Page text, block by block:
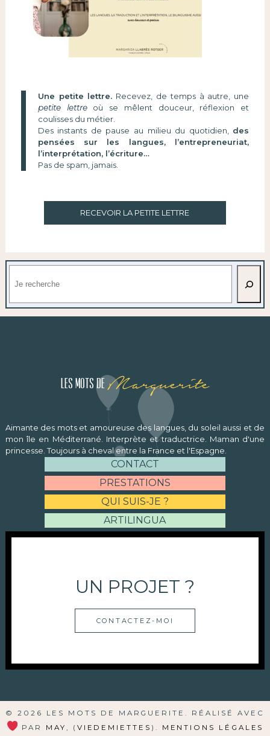
Une petite lettre. Recevez, de temps à autre, une
petite lettreoù se mêlent douceur, réflexion et
coulisses du métier.
Des instants de pause au milieu du quotidien, des
pensées sur les langues, l’entrepreneuriat,
l’interprétation, l’écriture…
Pas de spam, jamais.
RECEVOIR LA PETITE LETTRE
Les mots de Marguerite
Aimante des mots et amoureuse des langues, du soleil aussi et de
mon île en Méditerrané. Interprète et traductrice. Maman d'une
princesse. Toujours à cheval entre la France et l'Espagne.
CONTACT
PRESTATIONS
QUI SUIS-JE ?
ARTILINGUA
UN PROJET ?
CONTACTEZ-MOI
© 2026 LES MOTS DE MARGUERITE. RÉALISÉ AVEC
PAR MAY , ( VIEDEMIETTES ). MENTIONS LÉGALES